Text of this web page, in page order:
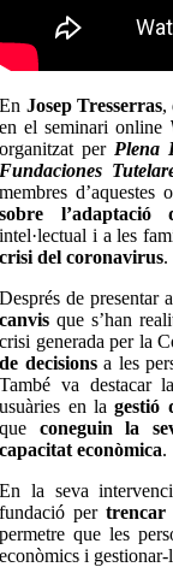
En Josep Tresserras,
en el seminari online
organitzat per Plena
Fundaciones
membres d’aquestes
sobre l’adaptació
intel·lectual i a les
crisi del coronavirus.
Després de presentar
canvis que s’han
crisi generada per la
de decisionsa les
També va destacar
usuàries en lagestió
que coneguin la
capacitat econòmica.
En la seva
fundació pertrencar
permetre que les
econòmics i